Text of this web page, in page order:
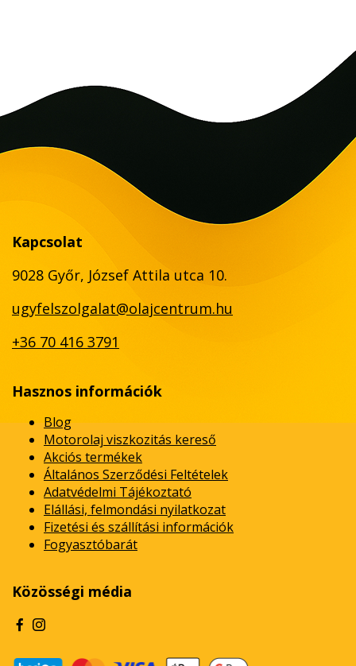
Kapcsolat
9028 Győr, József Attila utca 10.
ugyfelszolgalat@olajcentrum.hu
+36 70 416 3791
Hasznos információk
Blog
Motorolaj viszkozitás kereső
Akciós termékek
Általános Szerződési Feltételek
Adatvédelmi Tájékoztató
Elállási, felmondási nyilatkozat
Fizetési és szállítási információk
Fogyasztóbarát
Közösségi média